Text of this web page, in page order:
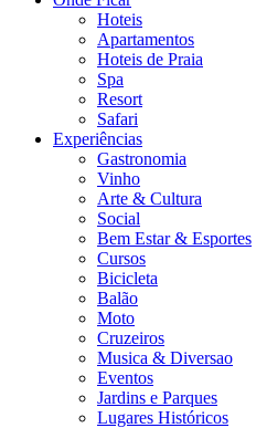
Hoteis
Apartamentos
Hoteis de Praia
Spa
Resort
Safari
Experiências
Gastronomia
Vinho
Arte & Cultura
Social
Bem Estar & Esportes
Cursos
Bicicleta
Balão
Moto
Cruzeiros
Musica & Diversao
Eventos
Jardins e Parques
Lugares Históricos